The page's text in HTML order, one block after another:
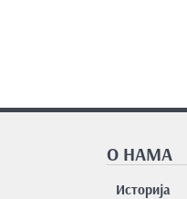
О НАМА
Историја